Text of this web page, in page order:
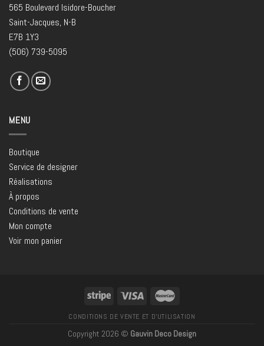
565 Boulevard Isidore-Boucher
Saint-Jacques, N-B
E7B 1Y3
(506) 739-5095
MENU
Boutique
Service de designer
Réalisations
À propos
Conditions de vente
Mon compte
Voir mon panier
CONDITIONS DE VENTE ET D’UTILISATION
Copyright 2026 © Gauvin Deco Design